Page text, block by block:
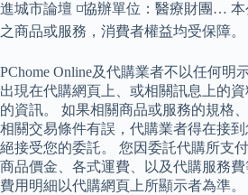
進城市論壇 ◽️協辦單位：醫療財團…
之商品或服務，消費者權益均受保障。
PChome Online及代購業者不以任何明
出現在代購網頁上、或相關訊息上的
的資訊。 如果相關商品或服務的規格
相關交易條件有誤，代購業者得在接
絕接受您的委託。 您因委託代購所支
商品價金、各式運費、以及代購服務
費用明細以代購網頁上所顯示者為準